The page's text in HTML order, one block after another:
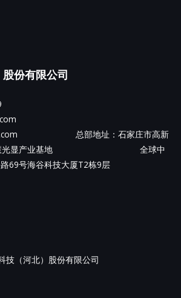
份有限公司
总部地址： 石家庄市高新
陆智慧光显产业基地 全球中
69号海谷科技大厦T2栋9层
（河北）股份有限公司